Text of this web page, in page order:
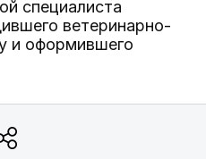
специалиста
ветеринарно-
и оформившего